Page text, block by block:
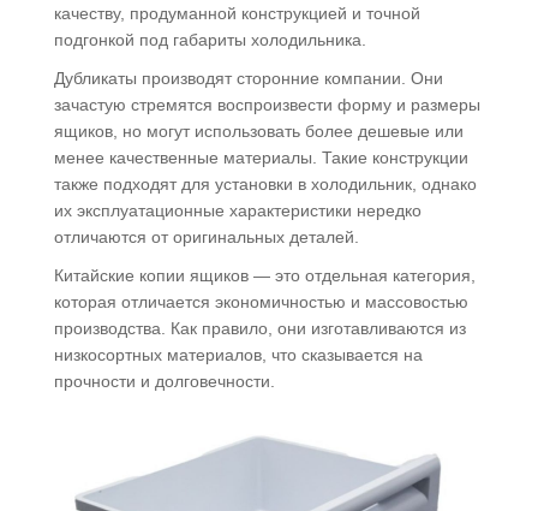
качеству, продуманной конструкцией и точной
подгонкой под габариты холодильника.
Дубликаты производят сторонние компании. Они
зачастую стремятся воспроизвести форму и размеры
ящиков, но могут использовать более дешевые или
менее качественные материалы. Такие конструкции
также подходят для установки в холодильник, однако
их эксплуатационные характеристики нередко
отличаются от оригинальных деталей.
Китайские копии ящиков — это отдельная категория,
которая отличается экономичностью и массовостью
производства. Как правило, они изготавливаются из
низкосортных материалов, что сказывается на
прочности и долговечности.